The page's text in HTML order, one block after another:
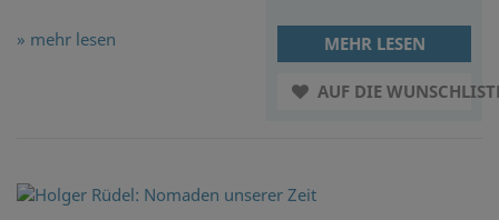
» mehr lesen MEHR LESEN
AUF DIE